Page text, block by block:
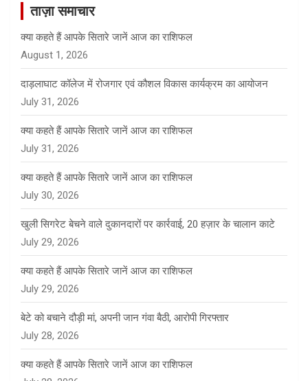
ताज़ा समाचार
क्या कहते हैं आपके सितारे जानें आज का राशिफल
August 1, 2026
दाड़लाघाट कॉलेज में रोजगार एवं कौशल विकास कार्यक्रम का आयोजन
July 31, 2026
क्या कहते हैं आपके सितारे जानें आज का राशिफल
July 31, 2026
क्या कहते हैं आपके सितारे जानें आज का राशिफल
July 30, 2026
खुली सिगरेट बेचने वाले दुकानदारों पर कार्रवाई, 20 हज़ार के चालान काटे
July 29, 2026
क्या कहते हैं आपके सितारे जानें आज का राशिफल
July 29, 2026
बेटे को बचाने दौड़ी मां, अपनी जान गंवा बैठी, आरोपी गिरफ्तार
July 28, 2026
क्या कहते हैं आपके सितारे जानें आज का राशिफल